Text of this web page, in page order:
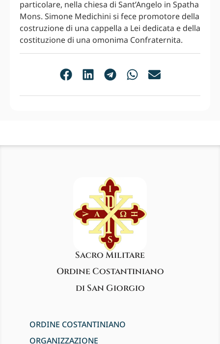
particolare, nella chiesa di Sant’Angelo in Spatha
Mons. Simone Medichini si fece promotore della
costruzione di una cappella a Lei dedicata e della
costituzione di una omonima Confraternita.
Sacro Militare
Ordine Costantiniano
di San Giorgio
ORDINE COSTANTINIANO
ORGANIZZAZIONE